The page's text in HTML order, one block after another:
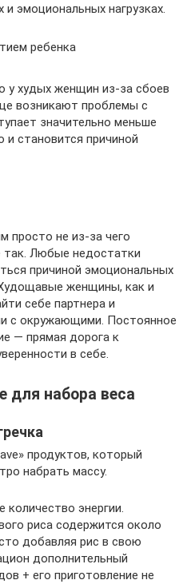
эмоциональных нагрузках.
ребенка
у худых женщин из-за сбоев
возникают проблемы с
значительно меньше
становится причиной
просто не из-за чего
так. Любые недостатки
причиной эмоциональных
женщины, как и
себе партнера и
с окружающими. Постоянное
— прямая дорога к
в себе.
для набора веса
продуктов, который
набрать массу.
энергии.
риса содержится около
добавляя рис в свою
дополнительный
+ его приготовление не